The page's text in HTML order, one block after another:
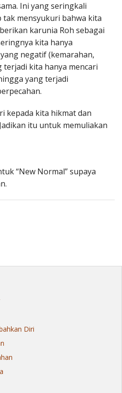
Ini yang seringkali
tak mensyukuri bahwa kita
karunia Roh sebagai
kita hanya
negatif (kemarahan,
terjadi kita hanya mencari
yang terjadi
kepada kita hikmat dan
itu untuk memuliakan
“New Normal” supaya
Diri